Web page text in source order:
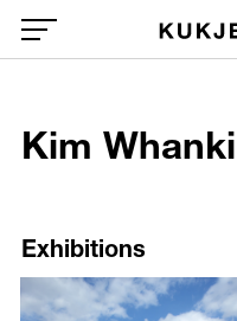
Skip to main content
Global Menu Open Button
Kim Whanki
News
Selected Press
Exhibitions